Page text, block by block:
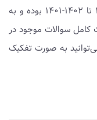
که شامل نمونه سوال امتحانی ۱۳۸۹-۱۳۸۸ تا ۱۴۰۲-۱۴۰۱ بوده و به
کامل سوالات موجود در
به صورت تفکیک